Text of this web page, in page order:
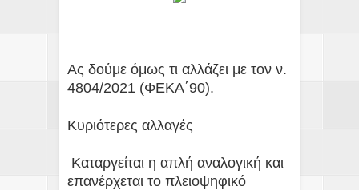
Ας δούμε όμως τι αλλάζει με τον ν.
4804/2021 (ΦΕΚΑ΄90).
Κυριότερες αλλαγές
Καταργείται η απλή αναλογική και
επανέρχεται το πλειοψηφικό